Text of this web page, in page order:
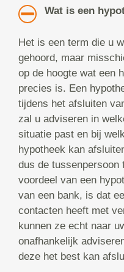
Wat is een
Het is een term die u
gehoord, maar
op de hoogte wat een
precies is. Een
tijdens het afsluiten
zal u adviseren in
situatie past en bij
hypotheek kan
dus de tussenpersoon
voordeel van een
van een bank, is dat
contacten heeft met
kunnen ze echt naar
onafhankelijk
deze het best kan